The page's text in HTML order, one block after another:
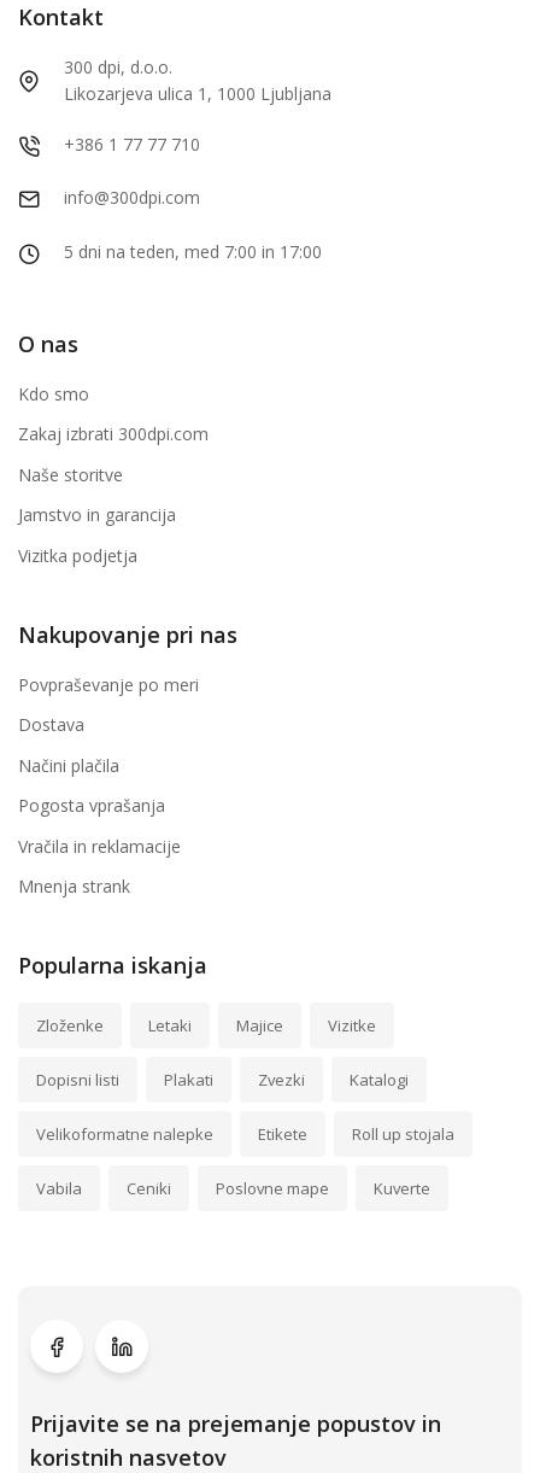
Kontakt
300 dpi, d.o.o.
Likozarjeva ulica 1, 1000 Ljubljana
+386 1 77 77 710
info@300dpi.com
5 dni na teden, med 7:00 in 17:00
O nas
Kdo smo
Zakaj izbrati 300dpi.com
Naše storitve
Jamstvo in garancija
Vizitka podjetja
Nakupovanje pri nas
Povpraševanje po meri
Dostava
Načini plačila
Pogosta vprašanja
Vračila in reklamacije
Mnenja strank
Popularna iskanja
Zloženke Letaki Majice Vizitke
Dopisni listi Plakati Zvezki Katalogi
Velikoformatne nalepke Etikete Roll up stojala
Vabila Ceniki Poslovne mape Kuverte
Prijavite se na prejemanje popustov in
koristnih nasvetov